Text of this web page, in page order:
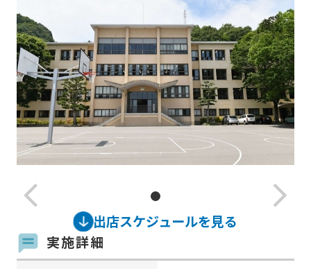
arrow_back_ios_new arrow_forward_ios
出店スケジュールを見る
実施詳細